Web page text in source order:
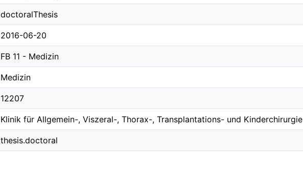
doctoralThesis
2016-06-20
FB 11 - Medizin
Medizin
12207
Klinik für Allgemein-, Viszeral-, Thorax-, Transplantations- und Kinderchirurgie
thesis.doctoral